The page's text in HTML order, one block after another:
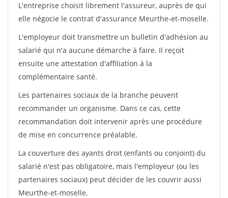
L'entreprise choisit librement l'assureur, auprès de qui
elle négocie le contrat d'assurance Meurthe-et-moselle.
L'employeur doit transmettre un bulletin d'adhésion au
salarié qui n'a aucune démarche à faire. Il reçoit
ensuite une attestation d'affiliation à la
complémentaire santé.
Les partenaires sociaux de la branche peuvent
recommander un organisme. Dans ce cas, cette
recommandation doit intervenir après une procédure
de mise en concurrence préalable.
La couverture des ayants droit (enfants ou conjoint) du
salarié n'est pas obligatoire, mais l'employeur (ou les
partenaires sociaux) peut décider de les couvrir aussi
Meurthe-et-moselle.